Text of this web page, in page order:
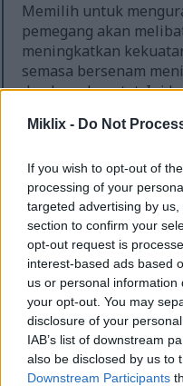
Miklix - Do Not
If you wish to opt-out of
processing of your
targeted advertising by
section to confirm your
opt-out request is
interest-based ads based
us or personal
your opt-out. You may
disclosure of your
IAB’s list of downstream
also be disclosed by us to
Downstream Participants
Memilih untuk
pemegang akan
meningkatkan
semasa bersenam
dan kawalan otot. Ini
prestasi yang lebih
sukan, sekali gus
Kajian menunjukkan
keseimbangan,
kardio seperti
tonus dan
meningkatkan
penting untuk mobiliti
Penggunaan elips
dengan ketara
untuk keseimbangan
baik.